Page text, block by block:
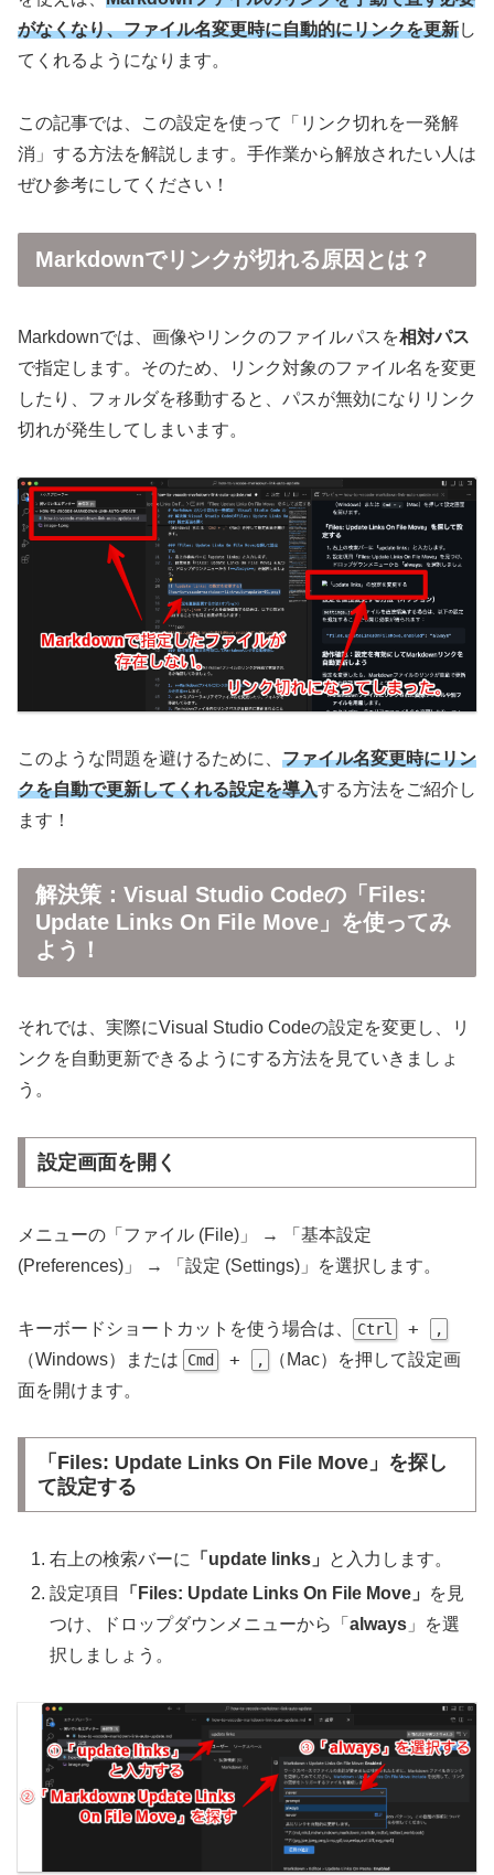
がなくなり、ファイル名変更時に自動的にリンクを更新し
てくれるようになります。
この記事では、この設定を使って「リンク切れを一発解
消」する方法を解説します。手作業から解放されたい人は
ぜひ参考にしてください！
Markdownでリンクが切れる原因とは？
Markdownでは、画像やリンクのファイルパスを相対パス
で指定します。そのため、リンク対象のファイル名を変更
したり、フォルダを移動すると、パスが無効になりリンク
切れが発生してしまいます。
このような問題を避けるために、 ファイル名変更時にリン
クを自動で更新してくれる設定を導入する方法をご紹介し
ます！
解決策：Visual Studio Codeの「Files:
Update Links On File Move」を使ってみ
よう！
それでは、実際にVisual Studio Codeの設定を変更し、リ
ンクを自動更新できるようにする方法を見ていきましょ
う。
設定画面を開く
メニューの「ファイル (File)」 → 「基本設定
(Preferences)」 → 「設定 (Settings)」を選択します。
キーボードショートカットを使う場合は、 Ctrl + ,
（Windows）または Cmd + ,
（Mac）を押して設定画
面を開けます。
「Files: Update Links On File Move」を探し
て設定する
右上の検索バーに 「update links」
と入力します。
設定項目
「Files: Update Links On File Move」
を見
つけ、ドロップダウンメニューから「always 」を選
択しましょう。